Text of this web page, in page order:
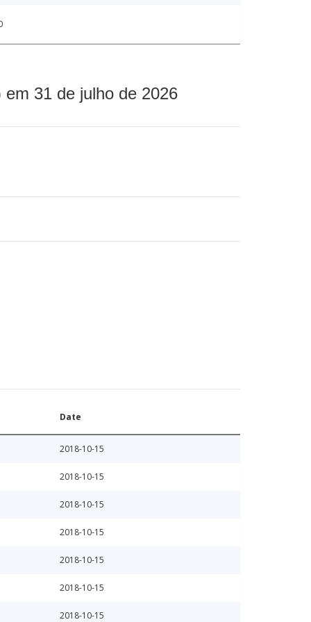
31 de julho de 2026
Date
2018-10-15
2018-10-15
2018-10-15
2018-10-15
2018-10-15
2018-10-15
2018-10-15